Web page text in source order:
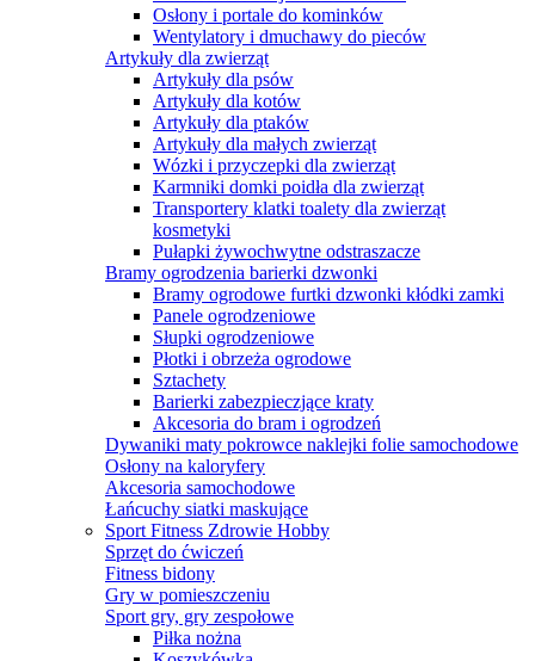
Osłony i portale do kominków
Wentylatory i dmuchawy do pieców
Artykuły dla zwierząt
Artykuły dla psów
Artykuły dla kotów
Artykuły dla ptaków
Artykuły dla małych zwierząt
Wózki i przyczepki dla zwierząt
Karmniki domki poidła dla zwierząt
Transportery klatki toalety dla zwierząt
kosmetyki
Pułapki żywochwytne odstraszacze
Bramy ogrodzenia barierki dzwonki
Bramy ogrodowe furtki dzwonki kłódki zamki
Panele ogrodzeniowe
Słupki ogrodzeniowe
Płotki i obrzeża ogrodowe
Sztachety
Barierki zabezpieczjące kraty
Akcesoria do bram i ogrodzeń
Dywaniki maty pokrowce naklejki folie samochodowe
Osłony na kaloryfery
Akcesoria samochodowe
Łańcuchy siatki maskujące
Sport Fitness Zdrowie Hobby
Sprzęt do ćwiczeń
Fitness bidony
Gry w pomieszczeniu
Sport gry, gry zespołowe
Piłka nożna